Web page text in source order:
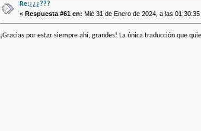
Re:¿¿¿???
« Respuesta #61 en: Mié 31 de Enero de 2024, a las 01:30:35
¡Gracias por estar siempre ahí, grandes! La única traducción que